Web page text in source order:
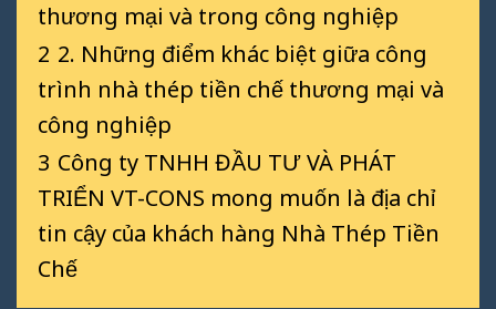
thương mại và trong công nghiệp
2 2. Những điểm khác biệt giữa công
trình nhà thép tiền chế thương mại và
công nghiệp
3 Công ty TNHH ĐẦU TƯ VÀ PHÁT
TRIỂN VT-CONS mong muốn là địa chỉ
tin cậy của khách hàng Nhà Thép Tiền
Chế